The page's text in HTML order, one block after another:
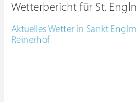
Wetterbericht für St.
Aktuelles Wetter in Sankt
Reinerhof